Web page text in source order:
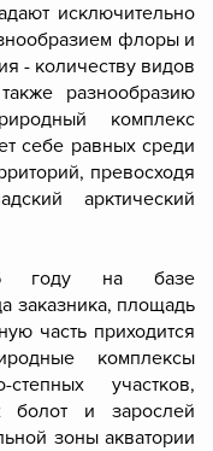
исключительно
флоры и
- количеству видов
разнообразию
комплекс
себе равных среди
превосходя
арктический
году на базе
заказника, площадь
часть приходится
комплексы
участков,
болот и зарослей
зоны акватории